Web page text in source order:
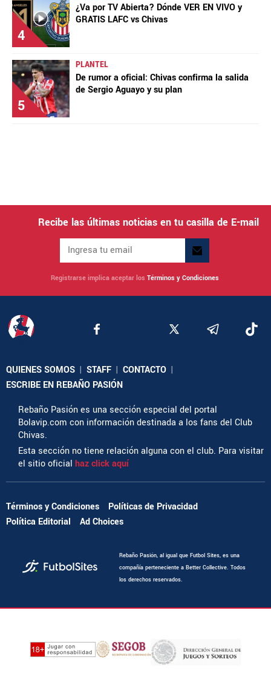
4
¿Va por TV Abierta? Dónde VER EN VIVO y
GRATIS LAFC vs Chivas
5
PLANTEL
De rumor a oficial: Chivas confirma la salida
de Sergio Aguayo y su plan
Recibe las últimas noticias en tu casilla de E-mail
Registrarse implica aceptar los Términos y Condiciones
QUIENES SOMOS | STAFF | CONTACTO |
ESCRIBE EN REBAÑO PASIÓN
Rebaño Pasión es una sección especial del portal
Bolavip.com con información destinada a los fans del Club
Chivas.
Esta sección no tiene relación alguna con el club. Para visitar
el sitio oficial haz click aquí
Términos y Condiciones
Políticas de Privacidad
Política Editorial
Ad Choices
Rebaño Pasión, al igual que Futbol Sites, es una
compañía perteneciente a Better Collective. Todos
los derechos reservados.